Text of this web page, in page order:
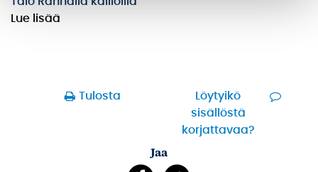
Lue lisää
Tulosta
Löytyikö
sisällöstä
korjattavaa?
Jaa